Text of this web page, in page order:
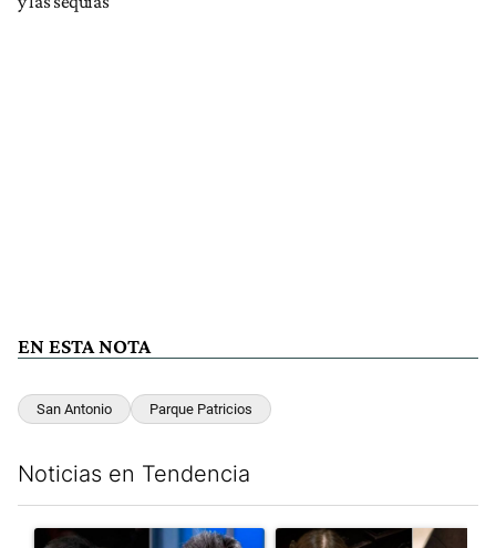
EN ESTA NOTA
San Antonio Parque Patricios
Noticias en Tendencia
Un artículo de tendencia con el título "Los gobernadores
Un artículo de tendencia con